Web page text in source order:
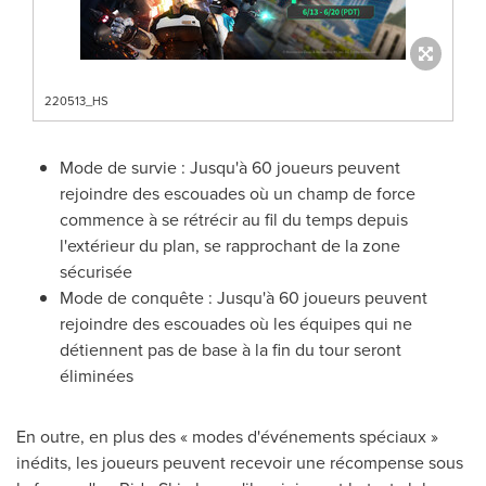
220513_HS
Mode de survie : Jusqu'à 60 joueurs peuvent
rejoindre des escouades où un champ de force
commence à se rétrécir au fil du temps depuis
l'extérieur du plan, se rapprochant de la zone
sécurisée
Mode de conquête : Jusqu'à 60 joueurs peuvent
rejoindre des escouades où les équipes qui ne
détiennent pas de base à la fin du tour seront
éliminées
En outre, en plus des « modes d'événements spéciaux »
inédits, les joueurs peuvent recevoir une récompense sous